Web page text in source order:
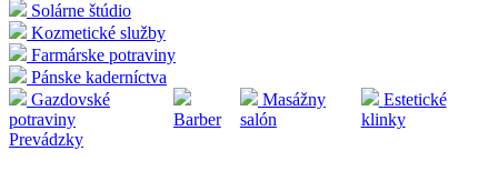
Solárne štúdio
Kozmetické služby
Farmárske potraviny
Pánske kaderníctva
Gazdovské
potraviny
Barber
Masážny
salón
Estetické
klinky
Prevádzky